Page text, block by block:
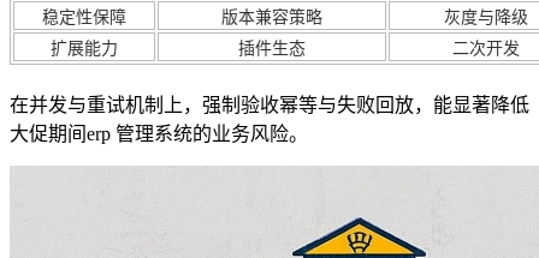
稳定性保障
版本兼容策略
灰度与降级
扩展能力
插件生态 二次开发
在并发与重试机制上，强制验收幂等与失败回放，能显著降低
大促期间erp 管理系统的业务风险。